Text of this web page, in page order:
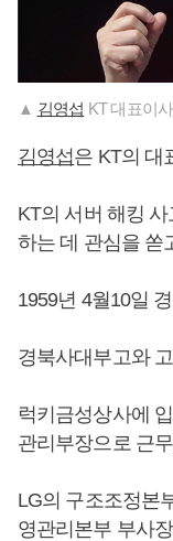
▲ 김영섭 KT 대표이
김영섭은 KT의 대
KT의 서버 해킹
하는 데 관심을 쏟
1959년 4월10일
경북사대부고와
럭키금성상사에
관리부장으로 근
LG의 구조조정본
영관리본부 부사